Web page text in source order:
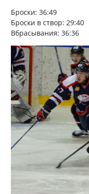
Броски: 36:49
Броски в створ: 29:40
Вбрасывания: 36:36